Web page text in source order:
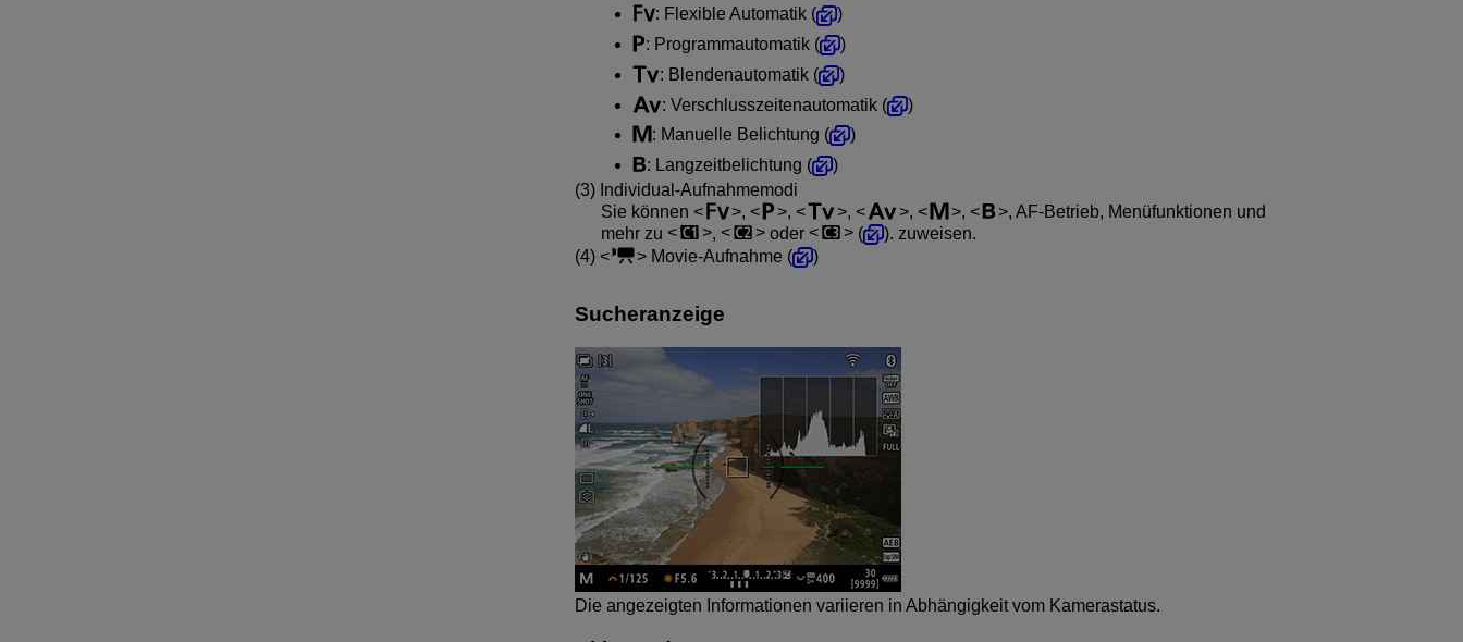
: Flexible Automatik (
)
: Programmautomatik (
)
: Blendenautomatik (
)
: Verschlusszeitenautomatik (
)
: Manuelle Belichtung (
)
: Langzeitbelichtung (
)
(3) Individual-Aufnahmemodi
Sie können
, , , , ,
, AF-Betrieb, Menüfunktionen und
mehr zu
, oder (
). zuweisen.
(4)
Movie-Aufnahme ( )
Sucheranzeige
Die angezeigten Informationen variieren in Abhängigkeit vom Kamerastatus.